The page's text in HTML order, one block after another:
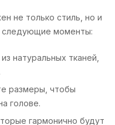
не только стиль, но и
следующие моменты:
натуральных тканей,
размеры, чтобы
голове.
гармонично будут